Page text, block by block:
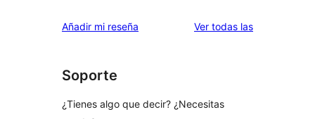
estrellas
de
Añadir mi reseña Ver todas lasvaloraciones
Soporte
¿Tienes algo que decir? ¿Necesitas